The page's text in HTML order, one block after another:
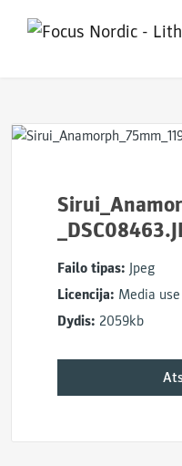
Failo tipas: Jpeg
Licencija: Media use
Dydis: 2059kb